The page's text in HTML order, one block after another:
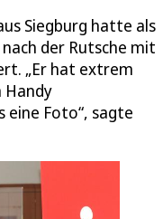
Siegburg hatte als
der Rutsche mit
„Er hat extrem
Handy
eine Foto“, sagte